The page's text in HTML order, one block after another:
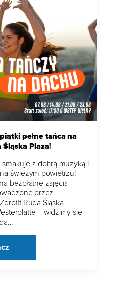
pełne tańca na
Plaza!
smakuje z dobrą muzyką i
świeżym powietrzu!
bezpłatne zajęcia
przez
Ruda Śląska
– widzimy się